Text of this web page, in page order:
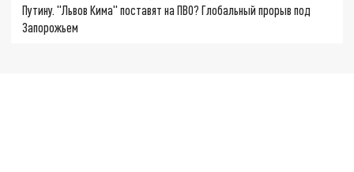
Путину. "Львов Кима" поставят на ПВО? Глобальный прорыв под
Запорожьем